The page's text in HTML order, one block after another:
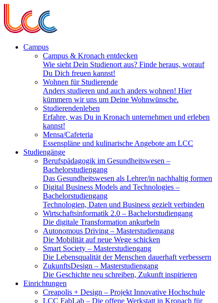
Campus
Campus & Kronach entdecken
Wie sieht Dein Studienort aus? Finde heraus, worauf
Du Dich freuen kannst!
Wohnen für Studierende
Anders studieren und auch anders wohnen! Hier
kümmern wir uns um Deine Wohnwünsche.
Studierendenleben
Erfahre, was Du in Kronach unternehmen und erleben
kannst!
Mensa/Cafeteria
Essenspläne und kulinarische Angebote am LCC
Studiengänge
Berufspädagogik im Gesundheitswesen –
Bachelorstudiengang
Das Gesundheitswesen als Lehrer/in nachhaltig formen
Digital Business Models and Technologies –
Bachelorstudiengang
Technologien, Daten und Business gezielt verbinden
Wirtschaftsinformatik 2.0 – Bachelorstudiengang
Die digitale Transformation ankurbeln
Autonomous Driving – Masterstudiengang
Die Mobilität auf neue Wege schicken
Smart Society – Masterstudiengang
Die Lebensqualität der Menschen dauerhaft verbessern
ZukunftsDesign – Masterstudiengang
Die Geschichte neu schreiben, Zukunft inspirieren
Einrichtungen
Creapolis + Design – Projekt Innovative Hochschule
LCC FabLab – Die offene Werkstatt in Kronach für